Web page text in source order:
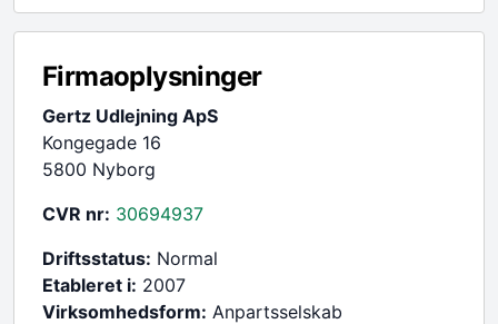
Firmaoplysninger
Gertz Udlejning ApS
Kongegade 16
5800 Nyborg
CVR nr: 30694937
Driftsstatus: Normal
Etableret i: 2007
Virksomhedsform: Anpartsselskab